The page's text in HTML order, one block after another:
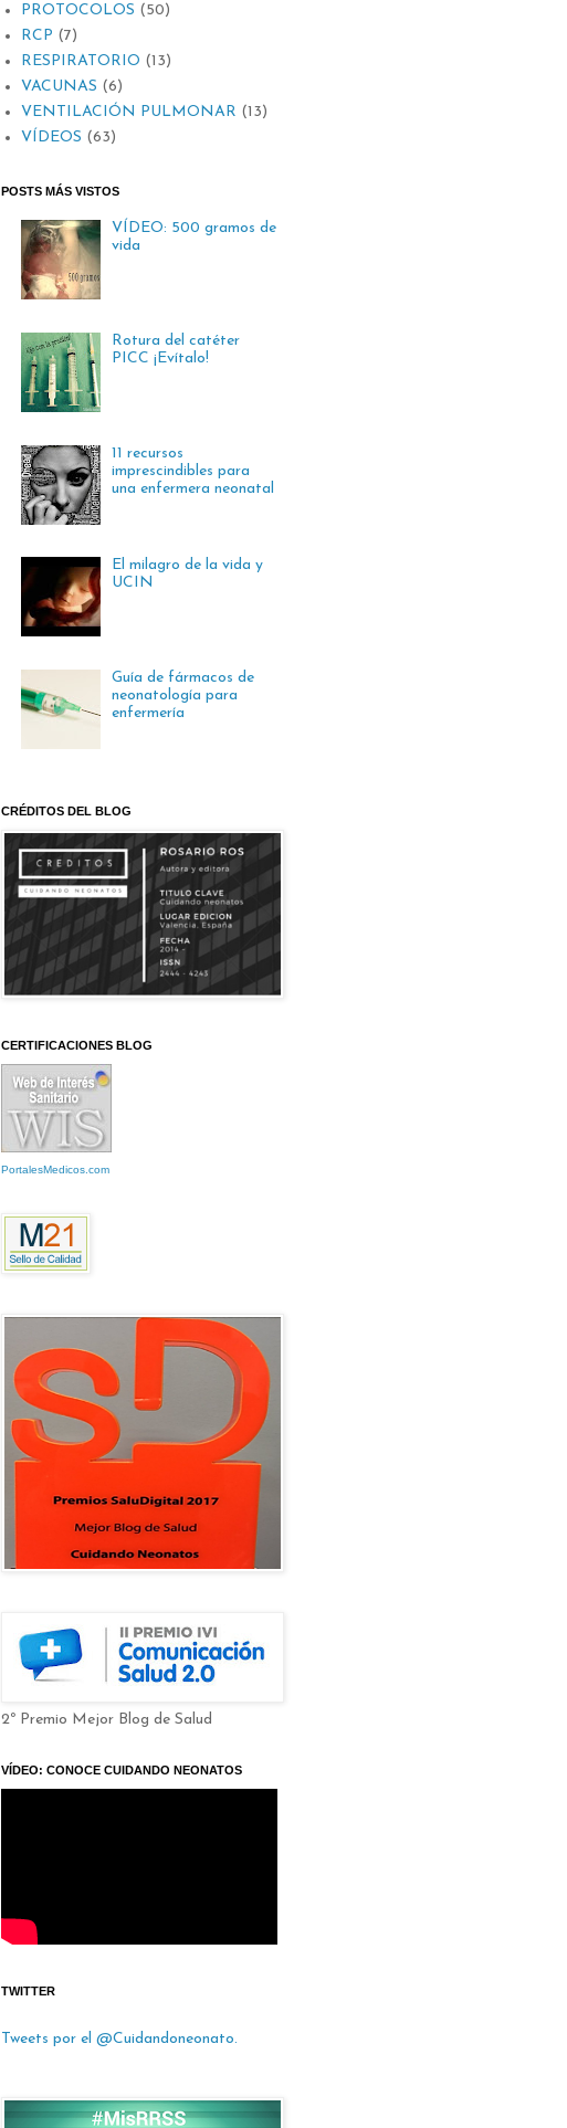
PROTOCOLOS (50)
RCP (7)
RESPIRATORIO (13)
VACUNAS (6)
VENTILACIÓN PULMONAR (13)
VÍDEOS (63)
POSTS MÁS VISTOS
VÍDEO: 500 gramos de
vida
Rotura del catéter
PICC ¡Evítalo!
11 recursos
imprescindibles para
una enfermera neonatal
El milagro de la vida y
UCIN
Guía de fármacos de
neonatología para
enfermería
CRÉDITOS DEL BLOG
CERTIFICACIONES BLOG
PortalesMedicos.com
2º Premio Mejor Blog de Salud
VÍDEO: CONOCE CUIDANDO NEONATOS
TWITTER
Tweets por el @Cuidandoneonato.